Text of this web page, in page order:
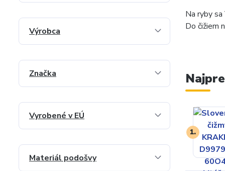
Na ryby
Do čižiem
1.
Výrobca
Značka
Vyrobené v EÚ
Materiál podošvy